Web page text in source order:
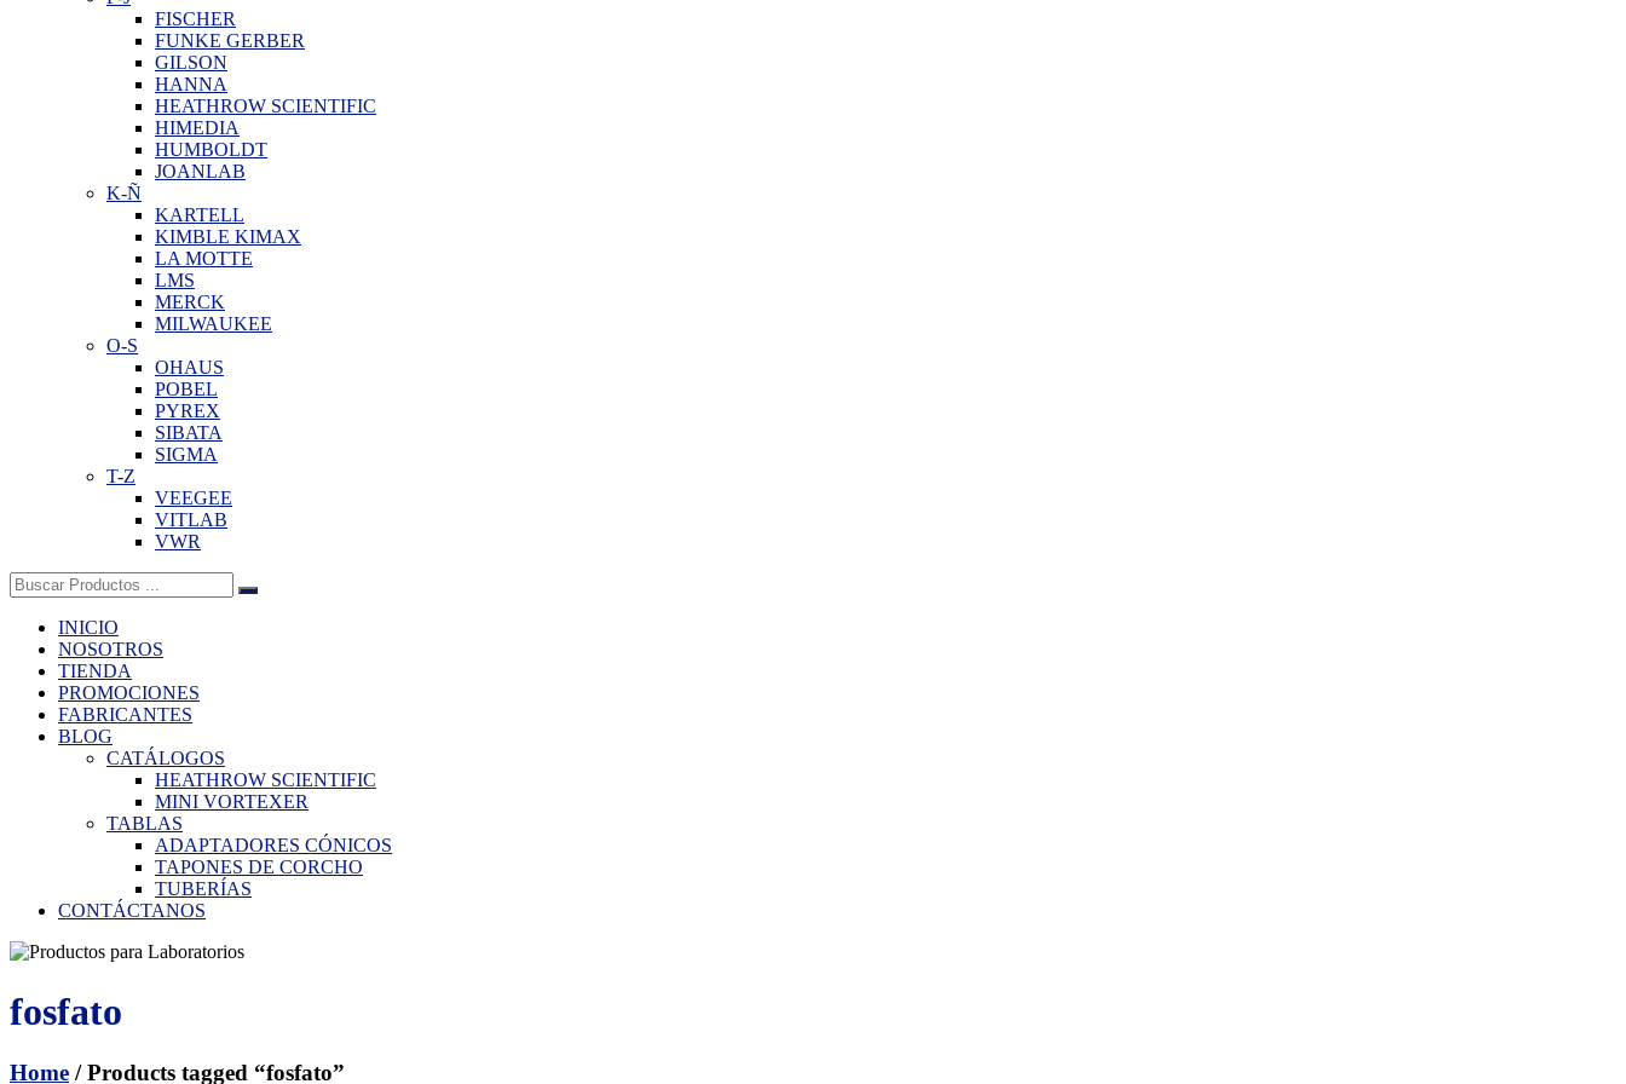
FISCHER
FUNKE GERBER
GILSON
HANNA
HEATHROW SCIENTIFIC
HIMEDIA
HUMBOLDT
JOANLAB
K-Ñ
KARTELL
KIMBLE KIMAX
LA MOTTE
LMS
MERCK
MILWAUKEE
O-S
OHAUS
POBEL
PYREX
SIBATA
SIGMA
T-Z
VEEGEE
VITLAB
VWR
Buscar:
INICIO
NOSOTROS
TIENDA
PROMOCIONES
FABRICANTES
BLOG
CATÁLOGOS
HEATHROW SCIENTIFIC
MINI VORTEXER
TABLAS
ADAPTADORES CÓNICOS
TAPONES DE CORCHO
TUBERÍAS
CONTÁCTANOS
fosfato
Home / Products tagged “fosfato”